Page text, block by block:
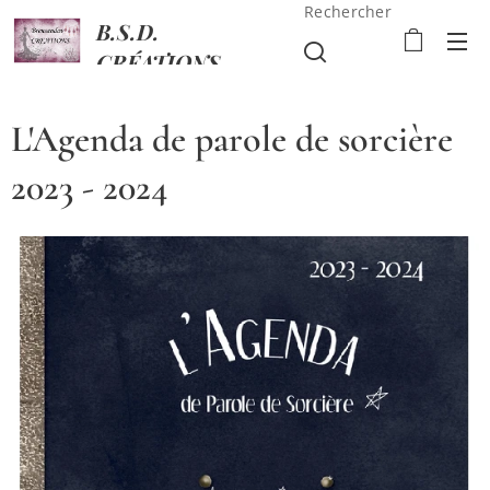
B.S.D.
CRÉATIONS
Rechercher
L'Agenda de parole de sorcière
2023 - 2024